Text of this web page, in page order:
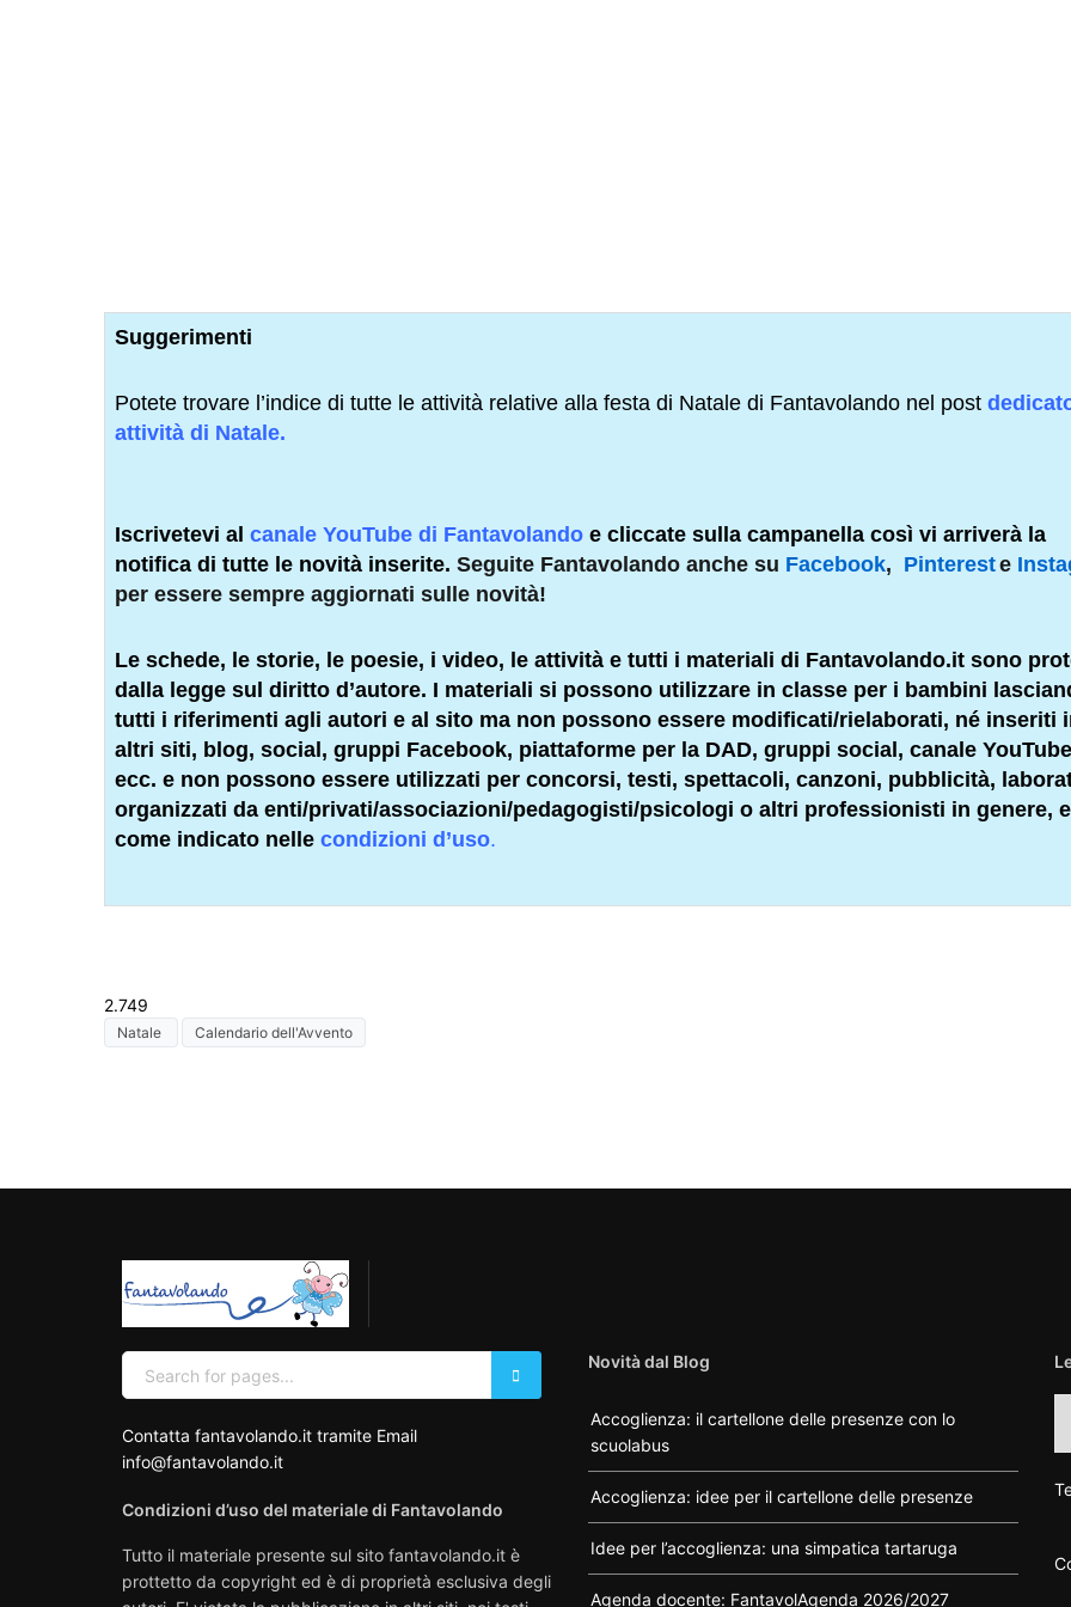
Suggerimenti
Potete trovare l’indice di tutte le attività relative alla festa di Natale di Fantavolando nel post
attività di Natale.
Iscrivetevi al canale YouTube di Fantavolando e cliccate sulla campanella così vi arriverà la
notifica di tutte le novità inserite. Seguite Fantavolando anche su Facebook, Pintereste
per essere sempre aggiornati sulle novità!
Le schede, le storie, le poesie, i video, le attività e tutti i materiali di Fantavolando.it sono
dalla legge sul diritto d’autore. I materiali si possono utilizzare in classe per i bambini
tutti i riferimenti agli autori e al sito ma non possono essere modificati/rielaborati, né inseriti
altri siti, blog, social, gruppi Facebook, piattaforme per la DAD, gruppi social, canale
ecc. e non possono essere utilizzati per concorsi, testi, spettacoli, canzoni, pubblicità,
organizzati da enti/privati/associazioni/pedagogisti/psicologi o altri professionisti in genere,
come indicato nelle condizioni d’uso.
2.749
Natale Calendario dell'Avvento
Contatta fantavolando.it tramite Email
info@fantavolando.it
Condizioni d’uso del materiale di Fantavolando
Tutto il materiale presente sul sito fantavolando.it è
prottetto da copyright ed è di proprietà esclusiva degli
Novità dal Blog
Accoglienza: il cartellone delle presenze con lo
scuolabus
Accoglienza: idee per il cartellone delle presenze
Idee per l’accoglienza: una simpatica tartaruga
Agenda docente: FantavolAgenda 2026/2027
di